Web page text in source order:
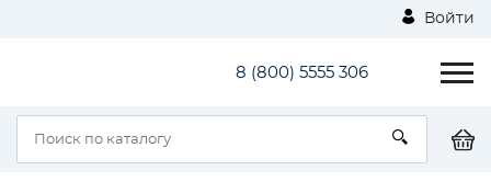
Войти
8 (800) 5555 306